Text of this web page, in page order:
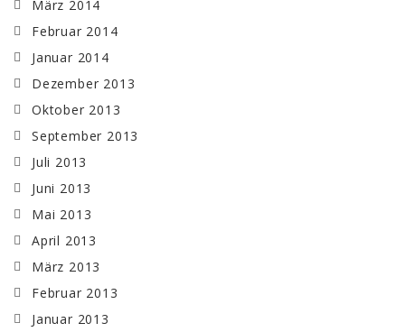
März 2014
Februar 2014
Januar 2014
Dezember 2013
Oktober 2013
September 2013
Juli 2013
Juni 2013
Mai 2013
April 2013
März 2013
Februar 2013
Januar 2013